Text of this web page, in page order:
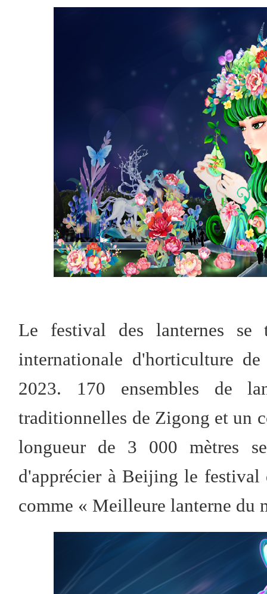
Le festival des lanternes
internationale d'horticulture
2023. 170 ensembles de
traditionnelles de Zigong et un
longueur de 3 000 mètres
d'apprécier à Beijing le festival
comme « Meilleure lanterne du